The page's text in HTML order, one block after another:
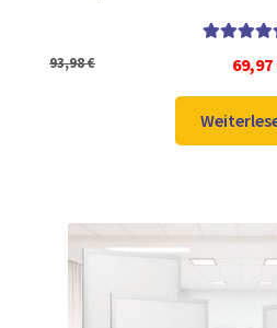
von 5
93,98€
Preis
war:
93,98 €
69,97